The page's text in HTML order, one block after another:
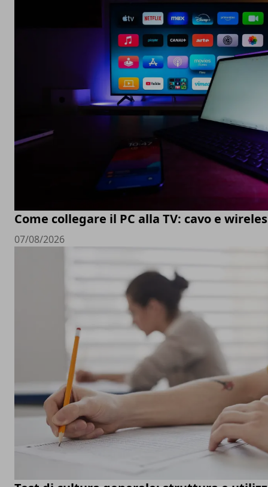
Come collegare il PC alla TV: cavo e
07/08/2026